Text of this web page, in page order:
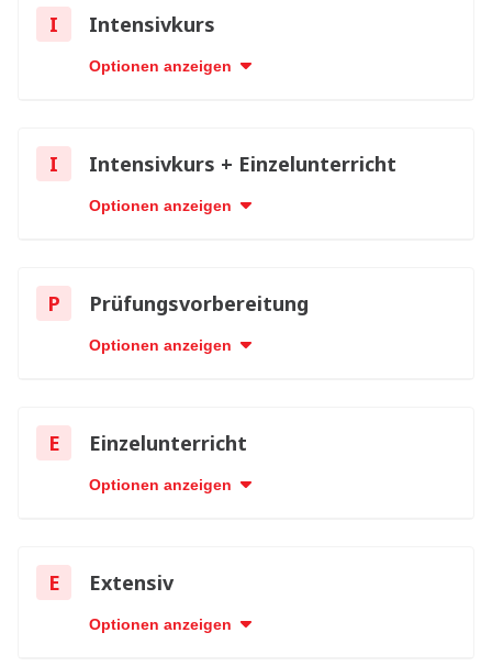
I Intensivkurs
Optionen anzeigen
I Intensivkurs + Einzelunterricht
Optionen anzeigen
P Prüfungsvorbereitung
Optionen anzeigen
E Einzelunterricht
Optionen anzeigen
E Extensiv
Optionen anzeigen